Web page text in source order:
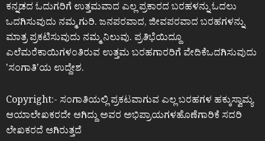
ಕನ್ನಡದ ಓದುಗರಿಗೆ ಉತ್ತಮವಾದ ಎಲ್ಲ ಪ್ರಕಾರದ ಬರಹಳನ್ನು ಓದಲು
ಒದಗಿಸುವುದು ನಮ್ಮ ಗುರಿ. ಜನಪರವಾದ, ಜೀವಪರವಾದ ಬರಹಗಳನ್ನು
ಮಾತ್ರ ಪ್ರಕಟಿಸುವುದು ನಮ್ಮ ನಿಲುವು. ಪ್ರತಿಭೆಯಿದ್ದೂ
ಎಲೆಮರೆಕಾಯಿಗಳಂತಿರುವ ಉತ್ತಮ ಬರಹಗಾರರಿಗೆ ವೇದಿಕೆಒದಗಿಸುವುದು
ʼಸಂಗಾತಿʼಯ ಉದ್ದೇಶ.
Copyright:- ಸಂಗಾತಿಯಲ್ಲಿ ಪ್ರಕಟವಾಗುವ ಎಲ್ಲ ಬರಹಗಳ ಹಕ್ಕುಸ್ವಾಮ್ಯ
ಆಯಾಲೇಖಕರದೇ ಆಗಿದ್ದು ಅವರ ಅಭಿಪ್ರಾಯಗಳಹೊಣೆಗಾರಿಕೆ ಸದರಿ
ಲೇಖಕರದೆ ಆಗಿರುತ್ತದೆ